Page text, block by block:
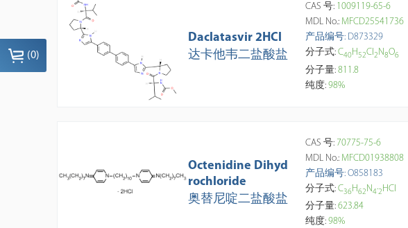
Daclatasvir 2HCl
达卡他韦二盐酸盐
CAS 号: 1009119-65-6
MDL No.: MFCD25541736
产品编号: D873329
分子式: C40H52Cl 2N8O6
分子量: 811.8
纯度: 98%
Octenidine Dihyd
rochloride
奥替尼啶二盐酸盐
CAS 号: 70775-75-6
MDL No.: MFCD01938808
产品编号: O858183
分子式: C36H62N4·2 HCl
分子量: 623.84
纯度: 98%
(0)